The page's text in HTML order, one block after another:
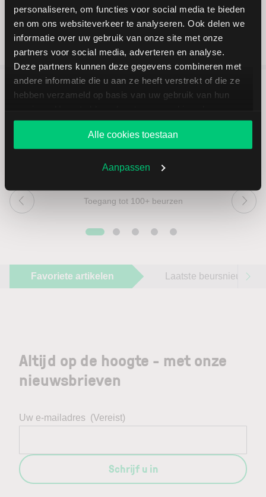
personaliseren, om functies voor social media te bieden
en om ons websiteverkeer te analyseren. Ook delen we
informatie over uw gebruik van onze site met onze
partners voor social media, adverteren en analyse.
Deze partners kunnen deze gegevens combineren met
andere informatie die u aan ze heeft verstrekt of die ze
hebben verzameld op basis van uw gebruik van hun
website blijft gebruiken.
Alle cookies toestaan
Aanpassen
beleggen
Toegang tot 100+ beurzen
Favoriete artikelen Laatste beursnieuws
Altijd op de hoogte - met onze
nieuwsbrieven
Uw e-mailadres (Vereist)
Schrijf u in